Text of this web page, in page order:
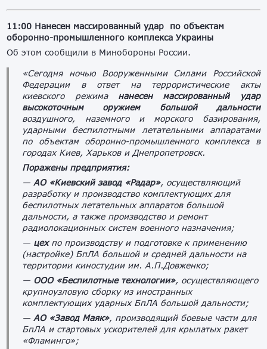
11:00 Нанесен массированный удар по объектам
оборонно-промышленного комплекса Украины
Об этом сообщили в Минобороны России.
«Сегодня ночью Вооруженными Силами Российской
Федерации в ответ на террористические акты
киевского режима нанесен массированный удар
высокоточным оружием большой дальности
воздушного, наземного и морского базирования,
ударными беспилотными летательными аппаратами
по объектам оборонно-промышленного комплекса в
городах Киев, Харьков и Днепропетровск.
Поражены предприятия:
—АО «Киевский завод «Радар», осуществляющий
разработку и производство комплектующих для
беспилотных летательных аппаратов большой
дальности, а также производство и ремонт
радиолокационных систем военного назначения;
— цехпо производству и подготовке к применению
(настройке) БпЛА большой и средней дальности на
территории киностудии им. А.П.Довженко;
— ООО «Беспилотные технологии», осуществляющего
крупноузловую сборку из иностранных
комплектующих ударных БпЛА большой дальности;
—АО «Завод Маяк», производящий боевые части для
БпЛА и стартовых ускорителей для крылатых ракет
«Фламинго»;